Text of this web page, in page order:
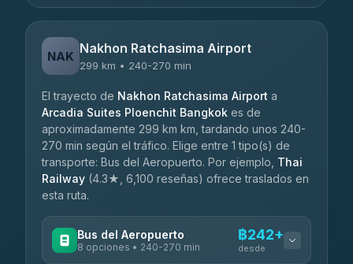
NAK Nakhon Ratchasima Airport
299 km • 240-270 min
El trayecto de Nakhon Ratchasima Airport a
Arcadia Suites Ploenchit Bangkok es de
aproximadamente 299 km km, tardando unos 240-
270 min según el tráfico. Elige entre 1 tipo(s) de
transporte: Bus del Aeropuerto. Por ejemplo, Thai
Railway (4.3★, 6,100 reseñas) ofrece traslados en
esta ruta.
Bus del Aeropuerto
8 opciones • 240-270 min
฿242+
desde